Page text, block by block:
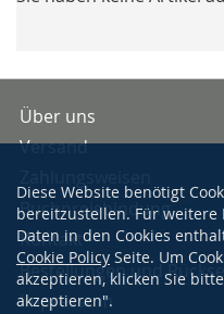
Über uns
Versand
Buchpreisbindung
Kontakt
Bestellungen und
Impressum
Diese Website benötigt
bereitzustellen. Für
Daten in den Cookies
Cookie Policy Seite. Um
akzeptieren, klicken Sie
akzeptieren".